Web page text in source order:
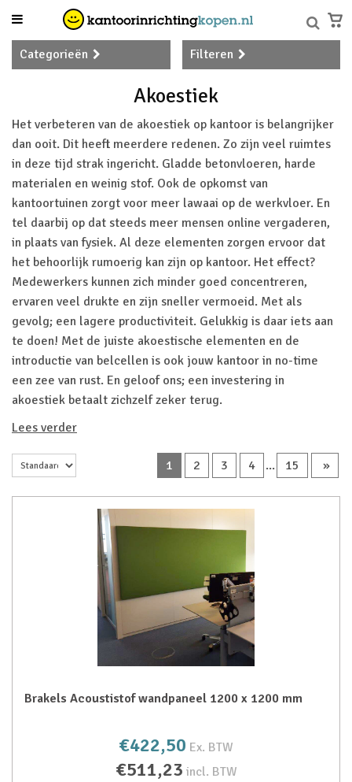
Categorieën Filteren
Akoestiek
Het verbeteren van de akoestiek op kantoor is belangrijker
dan ooit. Dit heeft meerdere redenen. Zo zijn veel ruimtes
in deze tijd strak ingericht. Gladde betonvloeren, harde
materialen en weinig stof. Ook de opkomst van
kantoortuinen zorgt voor meer lawaai op de werkvloer. En
tel daarbij op dat steeds meer mensen online vergaderen,
in plaats van fysiek. Al deze elementen zorgen ervoor dat
het behoorlijk rumoerig kan zijn op kantoor. Het effect?
Medewerkers kunnen zich minder goed concentreren,
ervaren veel drukte en zijn sneller vermoeid. Met als
gevolg; een lagere productiviteit. Gelukkig is daar iets aan
te doen! Met de juiste akoestische elementen en de
introductie van belcellen is ook jouw kantoor in no-time
een zee van rust. En geloof ons; een investering in
akoestiek betaalt zichzelf zeker terug.
Lees verder
1 2 3 4 ... 15 »
Brakels Acoustistof wandpaneel 1200 x 1200 mm
€422,50 Ex. BTW
€511,23 incl. BTW